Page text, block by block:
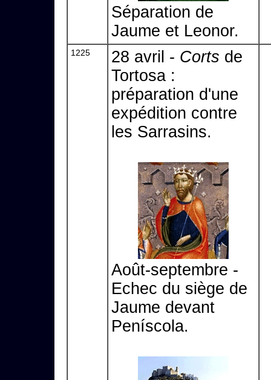
Séparation de
Jaume et Leonor.
1225 28 avril - Corts de
Tortosa :
préparation d'une
expédition contre
les Sarrasins.
Août-septembre -
Echec du siège de
Jaume devant
Peníscola.